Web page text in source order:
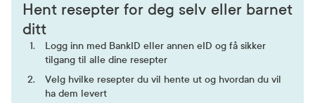
Hent resepter for deg selv eller barnet
ditt
Logg inn med BankID eller annen eID og få sikker
tilgang til alle dine resepter
Velg hvilke resepter du vil hente ut og hvordan du vil
ha dem levert